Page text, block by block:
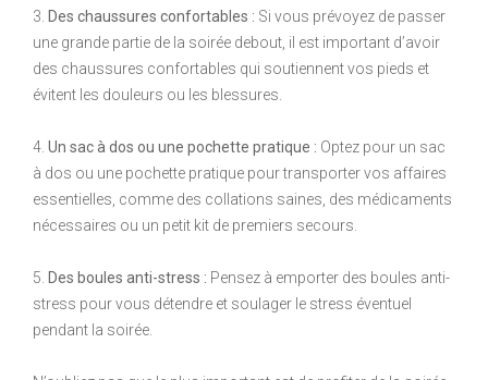
3. Des chaussures confortables : Si vous prévoyez de passer
une grande partie de la soirée debout, il est important d’avoir
des chaussures confortables qui soutiennent vos pieds et
évitent les douleurs ou les blessures.
4. Un sac à dos ou une pochette pratique : Optez pour un sac
à dos ou une pochette pratique pour transporter vos affaires
essentielles, comme des collations saines, des médicaments
nécessaires ou un petit kit de premiers secours.
5. Des boules anti-stress : Pensez à emporter des boules anti-
stress pour vous détendre et soulager le stress éventuel
pendant la soirée.